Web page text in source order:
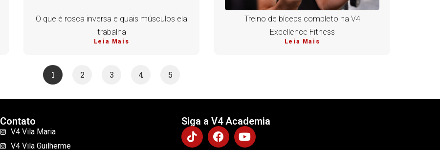
O que é rosca inversa e quais músculos ela
trabalha
Leia Mais
Treino de bíceps completo na V4
Excellence Fitness
Leia Mais
1 2 3 4 5
Contato
V4 Vila Maria
V4 Vila Guilherme
Siga a V4 Academia